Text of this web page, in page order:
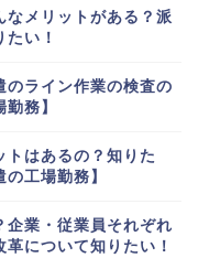
なメリットがある？派
い！
のライン作業の検査の
務】
トはあるの？知りた
工場勤務】
企業・従業員それぞれ
について知りたい！